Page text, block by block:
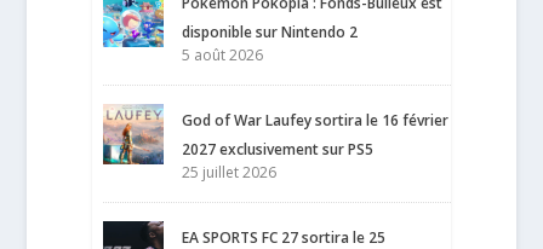
disponible sur Nintendo 2
5 août 2026
God of War Laufey sortira le 16 février
2027 exclusivement sur PS5
25 juillet 2026
EA SPORTS FC 27 sortira le 25